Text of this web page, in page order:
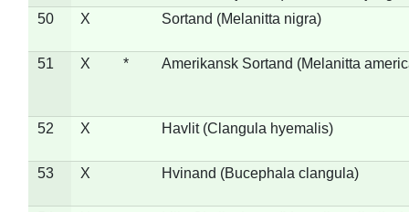
50
X Sortand (Melanitta nigra)
51 X * Amerikansk Sortand (Melanitta
52 X Havlit (Clangula hyemalis)
53 X Hvinand (Bucephala clangula)